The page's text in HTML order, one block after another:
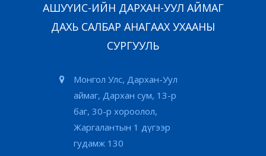
АШУҮИС-ИЙН ДАРХАН-УУЛ АЙМАГ
ДАХЬ САЛБАР АНАГААХ УХААНЫ
СУРГУУЛЬ
Монгол Улс, Дархан-Уул
аймаг, Дархан сум, 13-р
баг, 30-р хороолол,
Жаргалантын 1 дүгээр
гудамж 130